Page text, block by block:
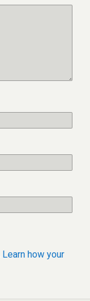
Learn how your